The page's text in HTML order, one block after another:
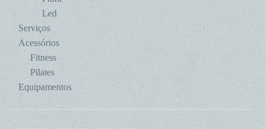
Led
Serviços
Acessórios
Fitness
Pilates
Equipamentos